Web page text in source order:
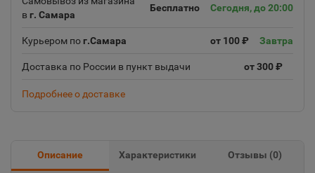
в г. Самара
Бесплатно Сегодня, до 20:00
Курьером пог.Самара от 100 ₽ Завтра
Доставка по России в пункт выдачи от 300 ₽
Подробнее о доставке
Описание Характеристики Отзывы (0)